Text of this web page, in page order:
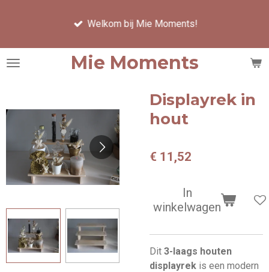
hoofdinhoud
Mie Moments
Welkom bij Mie Moments!
Displayrek in
hout
€ 11,52
In
winkelwagen
Dit 3-laags houten
displayrek is een modern